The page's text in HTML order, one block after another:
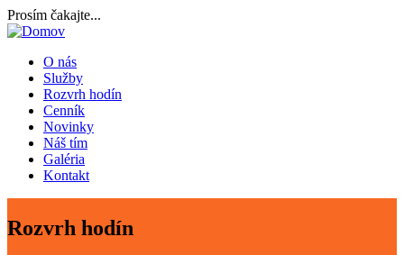
Skočiť
na
obsah
Prosím čakajte...
Main
navigation
O nás
Služby
Rozvrh hodín
Cenník
Novinky
Náš tím
Galéria
Kontakt
Rozvrh hodín